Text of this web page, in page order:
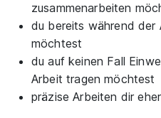
zusammenarbeiten
du bereits während der
möchtest
du auf keinen Fall
Arbeit tragen möchtest
präzise Arbeiten dir